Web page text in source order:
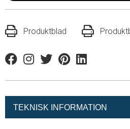
Produktblad
FacebookInstagram
TwitterPinterestLinkedin
TEKNISK INFORMATION